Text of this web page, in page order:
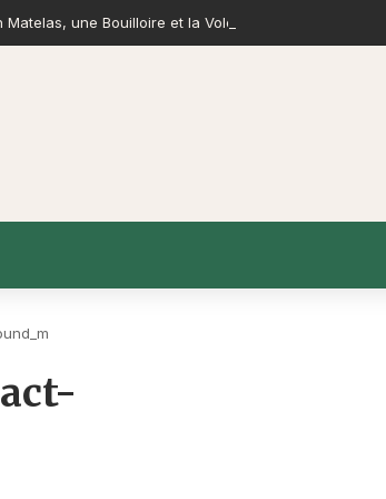
une Bouilloire et la Volonté de Construire